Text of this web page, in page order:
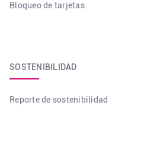
Bloqueo de tarjetas
SOSTENIBILIDAD
Reporte de sostenibilidad